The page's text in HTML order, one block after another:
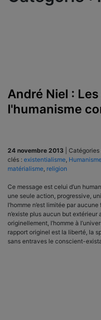
André Niel :
l'humanisme
24 novembre 2013 Catégories
clés : existentialisme
matérialisme religion
Ce message est celui d’un
une seule action, progressive,
l’homme n’est limitée par
n’existe plus aucun but
originellement, l’homme à
rapport originel est la liberté, la
sans entraves le conscient-